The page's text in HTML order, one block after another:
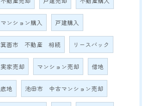
マンション購入 戸建購入
箕面市 不動産 相続 リースバック
実家売却 マンション売却 借地
底地 池田市 中古マンション売却